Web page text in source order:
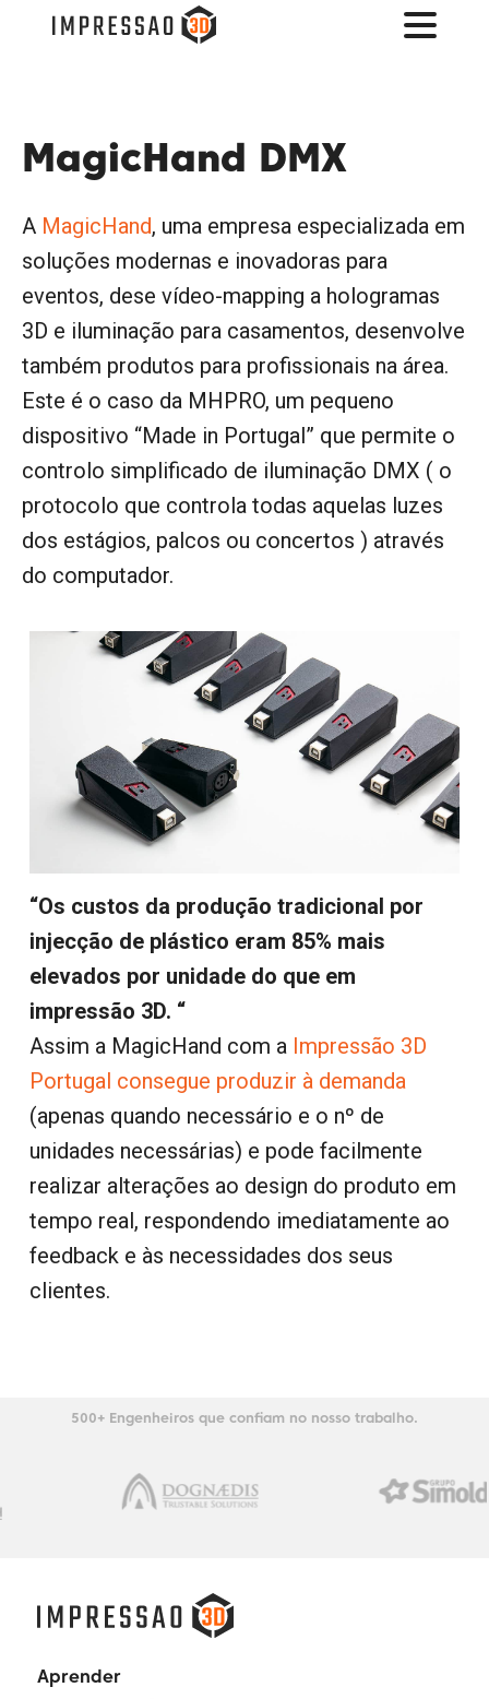
MagicHand DMX
A MagicHand, uma empresa especializada em
soluções modernas e inovadoras para
eventos, dese vídeo-mapping a hologramas
3D e iluminação para casamentos, desenvolve
também produtos para profissionais na área.
Este é o caso da MHPRO, um pequeno
dispositivo “Made in Portugal” que permite o
controlo simplificado de iluminação DMX ( o
protocolo que controla todas aquelas luzes
dos estágios, palcos ou concertos ) através
do computador.
“Os custos da produção tradicional por
injecção de plástico eram 85% mais
elevados por unidade do que em
impressão 3D. “
Assim a MagicHand com a Impressão 3D
Portugal consegue produzir à demanda
(apenas quando necessário e o nº de
unidades necessárias) e pode facilmente
realizar alterações ao design do produto em
tempo real, respondendo imediatamente ao
feedback e às necessidades dos seus
clientes.
500+ Engenheiros que confiam no nosso trabalho.
Aprender